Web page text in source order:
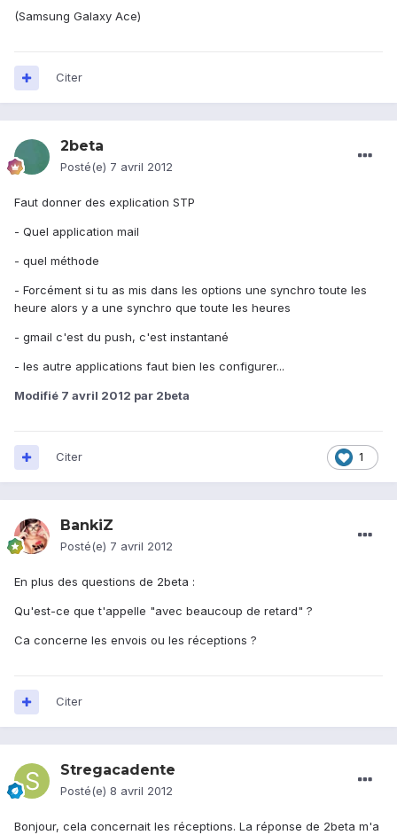
(Samsung Galaxy Ace)
Citer
2beta
Posté(e) 7 avril 2012
Faut donner des explication STP
- Quel application mail
- quel méthode
- Forcément si tu as mis dans les options une synchro toute les
heure alors y a une synchro que toute les heures
- gmail c'est du push, c'est instantané
- les autre applications faut bien les configurer...
Modifié 7 avril 2012 par 2beta
1
Citer
BankiZ
Posté(e) 7 avril 2012
En plus des questions de 2beta :
Qu'est-ce que t'appelle "avec beaucoup de retard" ?
Ca concerne les envois ou les réceptions ?
Citer
Stregacadente
Posté(e) 8 avril 2012
Bonjour, cela concernait les réceptions. La réponse de 2beta m'a